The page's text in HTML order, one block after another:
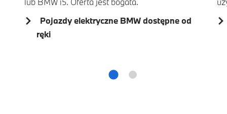
Pojazdy elektryczne BMW dostępne od
ręki